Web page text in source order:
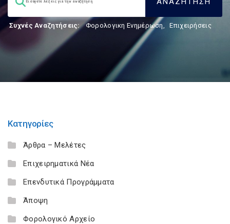
Συχνές Αναζητήσεις: Φορολογικη Ενημέρωση, Επιχειρήσεις
Κατηγορίες
Άρθρα – Μελέτες
Επιχειρηματικά Νέα
Επενδυτικά Προγράμματα
Άποψη
Φορολογικό Αρχείο